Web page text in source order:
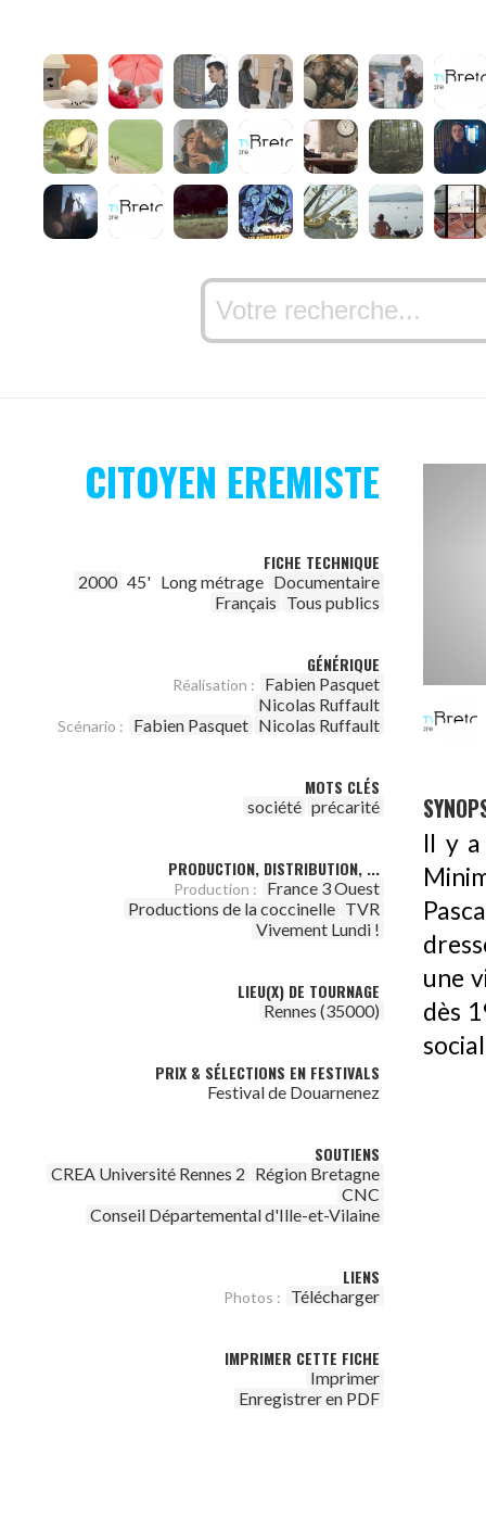
CITOYEN EREMISTE
FICHE TECHNIQUE
2000 45' Long métrage Documentaire
Français Tous publics
GÉNÉRIQUE
Réalisation :
Fabien Pasquet
Nicolas Ruffault
Scénario : Fabien Pasquet Nicolas Ruffault
MOTS CLÉS
société précarité
PRODUCTION, DISTRIBUTION, ...
Production :
France 3 Ouest
Productions de la coccinelle TVR
Vivement Lundi !
LIEU(X) DE TOURNAGE
Rennes (35000)
PRIX & SÉLECTIONS EN FESTIVALS
Festival de Douarnenez
SOUTIENS
CREA Université Rennes 2 Région Bretagne
CNC
Conseil Départemental d'Ille-et-Vilaine
LIENS
Photos : Télécharger
IMPRIMER CETTE FICHE
Imprimer
Enregistrer en PDF
Il y
une
dès